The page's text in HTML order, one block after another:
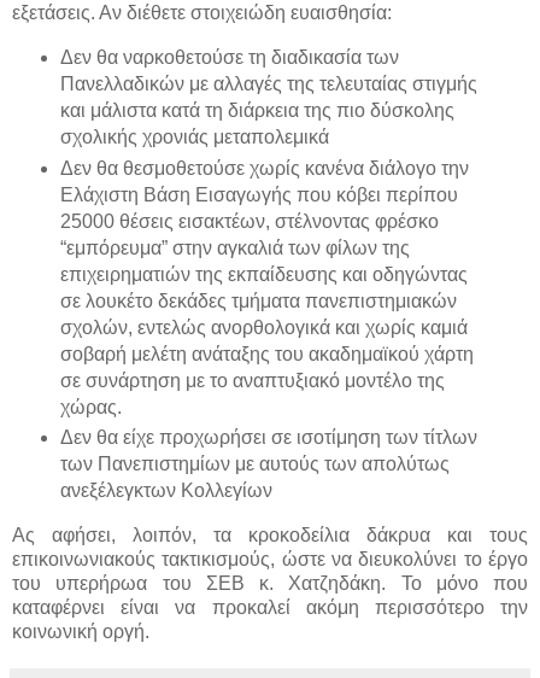
εξετάσεις. Αν διέθετε στοιχειώδη ευαισθησία:
Δεν θα ναρκοθετούσε τη διαδικασία των
Πανελλαδικών με αλλαγές της τελευταίας στιγμής
και μάλιστα κατά τη διάρκεια της πιο δύσκολης
σχολικής χρονιάς μεταπολεμικά
Δεν θα θεσμοθετούσε χωρίς κανένα διάλογο την
Ελάχιστη Βάση Εισαγωγής που κόβει περίπου
25000 θέσεις εισακτέων, στέλνοντας φρέσκο
“εμπόρευμα” στην αγκαλιά των φίλων της
επιχειρηματιών της εκπαίδευσης και οδηγώντας
σε λουκέτο δεκάδες τμήματα πανεπιστημιακών
σχολών, εντελώς ανορθολογικά και χωρίς καμιά
σοβαρή μελέτη ανάταξης του ακαδημαϊκού χάρτη
σε συνάρτηση με το αναπτυξιακό μοντέλο της
χώρας.
Δεν θα είχε προχωρήσει σε ισοτίμηση των τίτλων
των Πανεπιστημίων με αυτούς των απολύτως
ανεξέλεγκτων Κολλεγίων
Ας αφήσει, λοιπόν, τα κροκοδείλια δάκρυα και τους
επικοινωνιακούς τακτικισμούς, ώστε να διευκολύνει το έργο
του υπερήρωα του ΣΕΒ κ. Χατζηδάκη. Το μόνο που
καταφέρνει είναι να προκαλεί ακόμη περισσότερο την
κοινωνική οργή.